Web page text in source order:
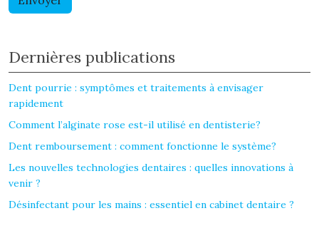
Dernières publications
Dent pourrie : symptômes et traitements à envisager
rapidement
Comment l’alginate rose est-il utilisé en dentisterie?
Dent remboursement : comment fonctionne le système?
Les nouvelles technologies dentaires : quelles innovations à
venir ?
Désinfectant pour les mains : essentiel en cabinet dentaire ?